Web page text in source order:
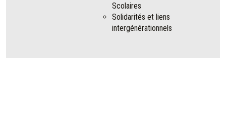
Scolaires
Solidarités et liens
intergénérationnels